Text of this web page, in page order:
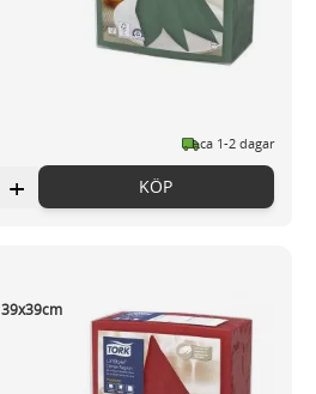
ca 1-2 dagar
+ KÖP